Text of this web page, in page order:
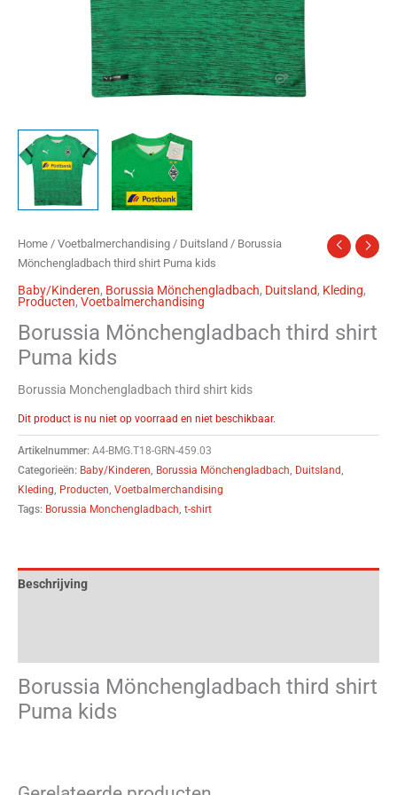
Home / Voetbalmerchandising / Duitsland / Borussia
Mönchengladbach third shirt Puma kids
Baby/Kinderen, Borussia Mönchengladbach, Duitsland, Kleding,
Producten, Voetbalmerchandising
Borussia Mönchengladbach third shirt
Puma kids
Borussia Monchengladbach third shirt kids
Dit product is nu niet op voorraad en niet beschikbaar.
Artikelnummer: A4-BMG.T18-GRN-459.03
Categorieën: Baby/Kinderen, Borussia Mönchengladbach, Duitsland,
Kleding, Producten, Voetbalmerchandising
Tags: Borussia Monchengladbach, t-shirt
Beschrijving
Borussia Mönchengladbach third shirt
Puma kids